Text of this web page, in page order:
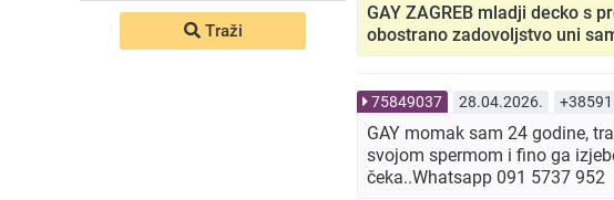
Traži
GAY ZAGREB mladji decko s
obostrano zadovoljstvo uni
75849037 28.04.2026.
GAY momak sam 24 godine,
svojom spermom i fino ga
čeka..Whatsapp 091 5737 952